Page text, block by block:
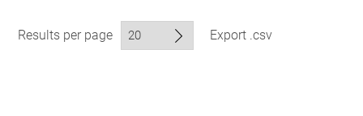
Results per page Export .csv